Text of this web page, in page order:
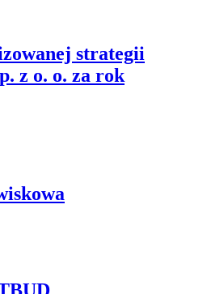
strategii
z o. o. za rok